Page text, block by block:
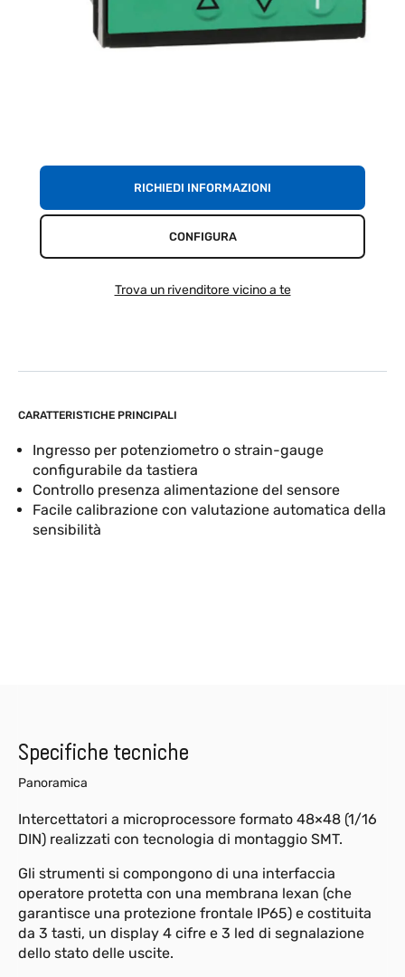
CARATTERISTICHE PRINCIPALI
Ingresso per potenziometro o strain-gauge
configurabile da tastiera
Controllo presenza alimentazione del sensore
Facile calibrazione con valutazione automatica della
sensibilità
RICHIEDI INFORMAZIONI
CONFIGURA
Trova un rivenditore vicino a te
Specifiche tecniche
Panoramica
Intercettatori a microprocessore formato 48×48 (1/16
DIN) realizzati con tecnologia di montaggio SMT.
Gli strumenti si compongono di una interfaccia
operatore protetta con una membrana lexan (che
garantisce una protezione frontale IP65) e costituita
da 3 tasti, un display 4 cifre e 3 led di segnalazione
dello stato delle uscite.